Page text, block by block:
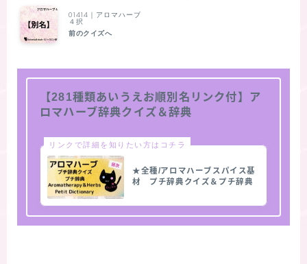
01414｜アロマハーブ
４択
前のクイズへ
【281種類あいうえお順別名リンク付】ア
ロマハーブ辞典クイズ＆辞典
リンクで詳細を知りたい方はコチラ
★全種/アロマハーブスパイス基
材 プチ辞典クイズ＆プチ辞典